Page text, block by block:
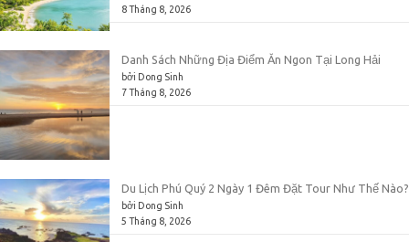
8 Tháng 8, 2026
Danh Sách Những Địa Điểm Ăn Ngon Tại Long Hải
bởi Dong Sinh
7 Tháng 8, 2026
Du Lịch Phú Quý 2 Ngày 1 Đêm Đặt Tour Như Thế Nào?
bởi Dong Sinh
5 Tháng 8, 2026